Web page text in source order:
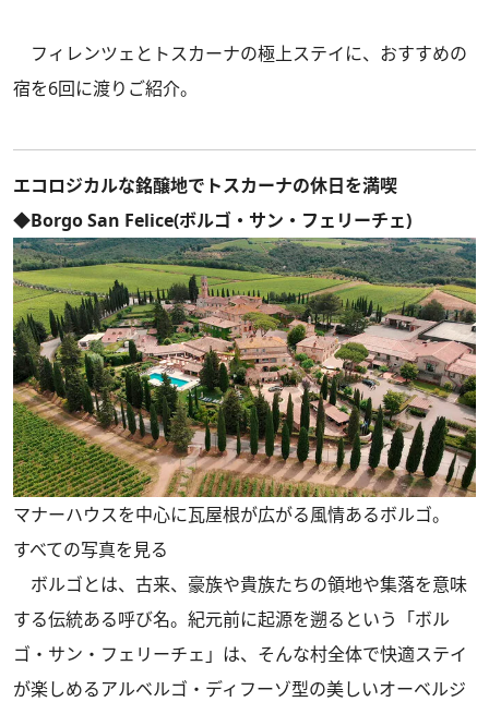
フィレンツェとトスカーナの極上ステイに、おすすめの
宿を6回に渡りご紹介。
エコロジカルな銘醸地でトスカーナの休日を満喫
◆Borgo San Felice(ボルゴ・サン・フェリーチェ)
マナーハウスを中心に瓦屋根が広がる風情あるボルゴ。
すべての写真を見る
ボルゴとは、古来、豪族や貴族たちの領地や集落を意味
する伝統ある呼び名。紀元前に起源を遡るという「ボル
ゴ・サン・フェリーチェ」は、そんな村全体で快適ステイ
が楽しめるアルベルゴ・ディフーゾ型の美しいオーベルジ